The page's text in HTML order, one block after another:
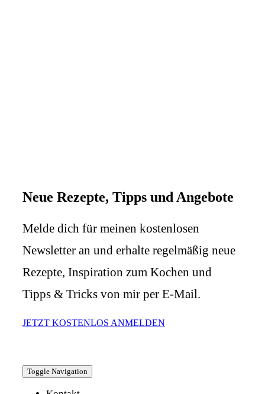
Neue Rezepte, Tipps und Angebote
Melde dich für meinen kostenlosen
Newsletter an und erhalte regelmäßig neue
Rezepte, Inspiration zum Kochen und
Tipps & Tricks von mir per E-Mail.
JETZT KOSTENLOS ANMELDEN
Toggle Navigation